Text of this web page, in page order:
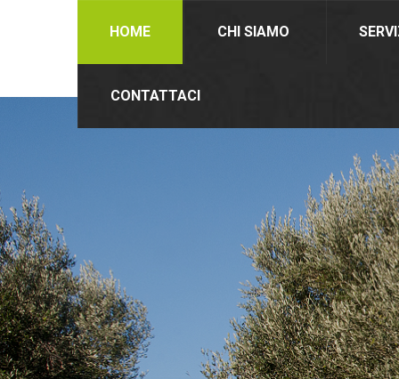
HOME CHI SIAMO
CONTATTACI